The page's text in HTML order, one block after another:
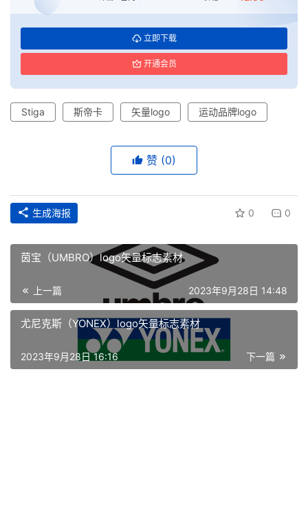
首
资
立即下载
开通会员
Stiga 斯帝卡 矢量logo 运动品牌logo
赞 (0)
生成海报 0 0
茵宝（UMBRO）logo矢量标志素材
上一篇 2023年9月28日 14:48
尤尼克斯（YONEX）logo矢量标志素材
下一篇
2023年9月28日 16:16